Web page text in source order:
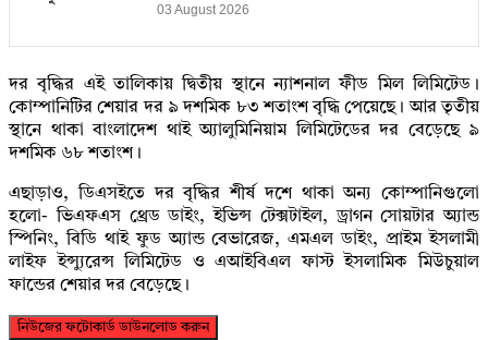
03 August 2026
দর বৃদ্ধির এই তালিকায় দ্বিতীয় স্থানে ন্যাশনাল ফীড মিল লিমিটেড।
কোম্পানিটির শেয়ার দর ৯ দশমিক ৮৩ শতাংশ বৃদ্ধি পেয়েছে। আর তৃতীয়
স্থানে থাকা বাংলাদেশ থাই অ্যালুমিনিয়াম লিমিটেডের দর বেড়েছে ৯
দশমিক ৬৮ শতাংশ।
এছাড়াও, ডিএসইতে দর বৃদ্ধির শীর্ষ দশে থাকা অন্য কোম্পানিগুলো
হলো- ভিএফএস থ্রেড ডাইং, ইভিন্স টেক্সটাইল, ড্রাগন সোয়টার অ্যান্ড
স্পিনিং, বিডি থাই ফুড অ্যান্ড বেভারেজ, এমএল ডাইং, প্রাইম ইসলামী
লাইফ ইন্স্যুরেন্স লিমিটেড ও এআইবিএল ফাস্ট ইসলামিক মিউচুয়াল
ফান্ডের শেয়ার দর বেড়েছে।
নিউজের ফটোকার্ড ডাউনলোড করুন